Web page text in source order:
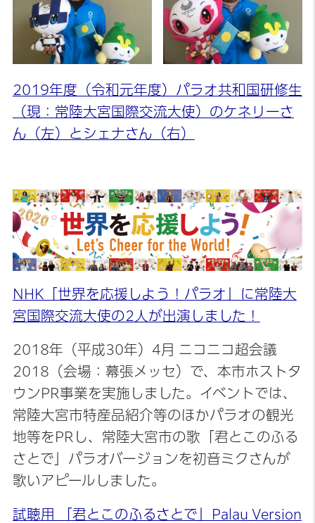
2019年度（令和元年度）パラオ共和国研修生
（現：常陸大宮国際交流大使）のケネリーさ
ん（左）とシェナさん（右）
NHK「世界を応援しよう！パラオ」に常陸大
宮国際交流大使の2人が出演しました！
2018年（平成30年）4月 ニコニコ超会議
2018（会場：幕張メッセ）で、本市ホストタ
ウンPR事業を実施しました。イベントでは、
常陸大宮市特産品紹介等のほかパラオの観光
地等をPRし、常陸大宮市の歌「君とこのふる
さとで」パラオバージョンを初音ミクさんが
歌いアピールしました。
試聴用 「君とこのふるさとで」Palau Version